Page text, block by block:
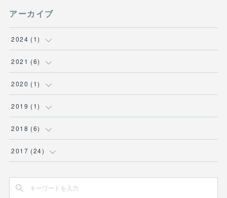
アーカイブ
2024 (1)
(1
2021 (6)
(1
(5
2020 (1)
(1
2019 (1)
(1
2018 (6)
(2)
2017 (24)
10)